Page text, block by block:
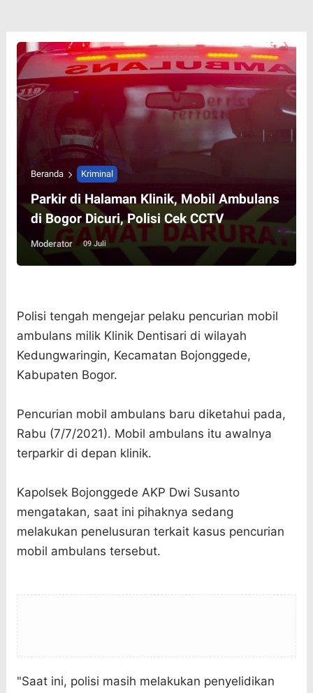
Beranda Kriminal
Parkir di Halaman Klinik, Mobil Ambulans
di Bogor Dicuri, Polisi Cek CCTV
Moderator 09 Juli
Polisi tengah mengejar pelaku pencurian mobil
ambulans milik Klinik Dentisari di wilayah
Kedungwaringin, Kecamatan Bojonggede,
Kabupaten Bogor.
Pencurian mobil ambulans baru diketahui pada,
Rabu (7/7/2021). Mobil ambulans itu awalnya
terparkir di depan klinik.
Kapolsek Bojonggede AKP Dwi Susanto
mengatakan, saat ini pihaknya sedang
melakukan penelusuran terkait kasus pencurian
mobil ambulans tersebut.
"Saat ini, polisi masih melakukan penyelidikan